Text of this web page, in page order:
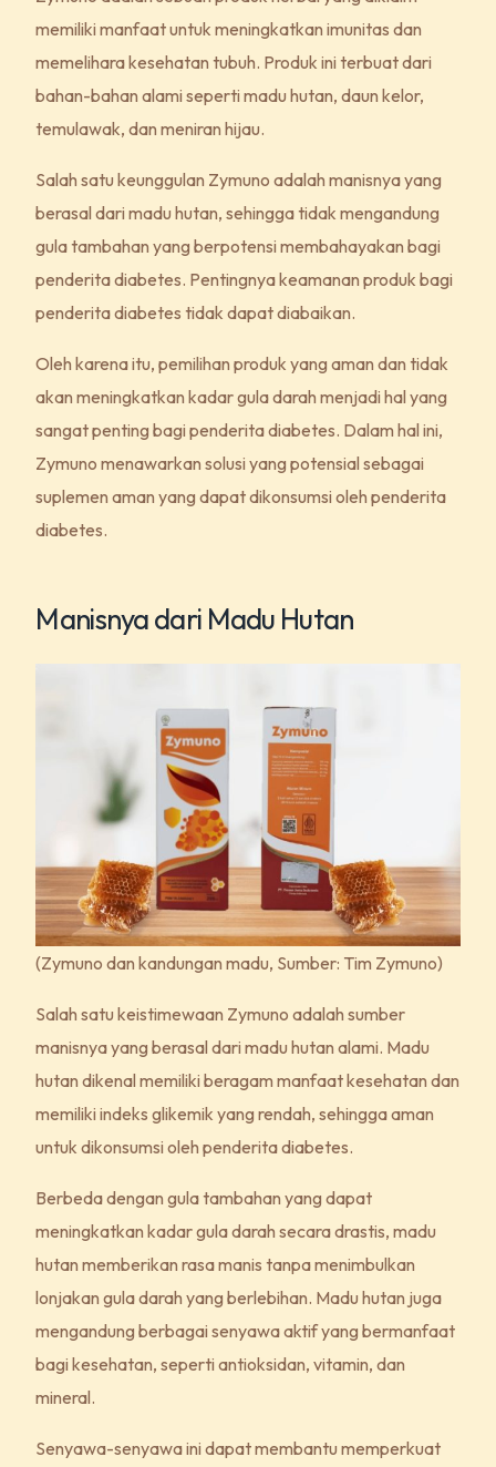
memiliki manfaat untuk meningkatkan imunitas dan
memelihara kesehatan tubuh. Produk ini terbuat dari
bahan-bahan alami seperti madu hutan, daun kelor,
temulawak, dan meniran hijau.
Salah satu keunggulan Zymuno adalah manisnya yang
berasal dari madu hutan, sehingga tidak mengandung
gula tambahan yang berpotensi membahayakan bagi
penderita diabetes. Pentingnya keamanan produk bagi
penderita diabetes tidak dapat diabaikan.
Oleh karena itu, pemilihan produk yang aman dan tidak
akan meningkatkan kadar gula darah menjadi hal yang
sangat penting bagi penderita diabetes. Dalam hal ini,
Zymuno menawarkan solusi yang potensial sebagai
suplemen aman yang dapat dikonsumsi oleh penderita
diabetes.
Manisnya dari Madu Hutan
(Zymuno dan kandungan madu, Sumber: Tim Zymuno)
Salah satu keistimewaan Zymuno adalah sumber
manisnya yang berasal dari madu hutan alami. Madu
hutan dikenal memiliki beragam manfaat kesehatan dan
memiliki indeks glikemik yang rendah, sehingga aman
untuk dikonsumsi oleh penderita diabetes.
Berbeda dengan gula tambahan yang dapat
meningkatkan kadar gula darah secara drastis, madu
hutan memberikan rasa manis tanpa menimbulkan
lonjakan gula darah yang berlebihan. Madu hutan juga
mengandung berbagai senyawa aktif yang bermanfaat
bagi kesehatan, seperti antioksidan, vitamin, dan
mineral.
Senyawa-senyawa ini dapat membantu memperkuat